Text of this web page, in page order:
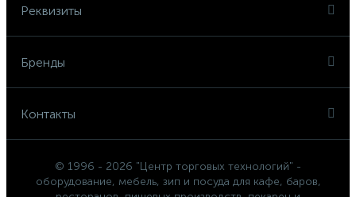
Реквизиты
Бренды
Контакты
© 1996 - 2026 "Центр торговых технологий" -
оборудование, мебель, зип и посуда для кафе, баров,